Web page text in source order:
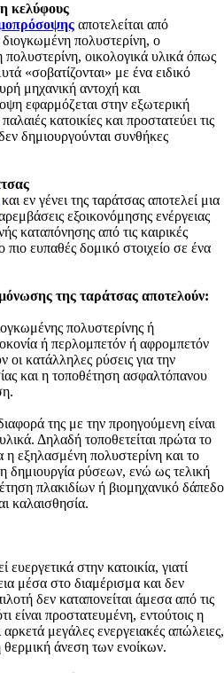
κελύφους
αποτελείται από
πολυστερίνη, ο
οικολογικά υλικά όπως
«σοβατίζονται» με ένα ειδικό
μηχανική αντοχή και
εφαρμόζεται στην εξωτερική
κατοικίες και προστατεύει τις
δημιουργούνται συνθήκες
και εν γένει της ταράτσας αποτελεί μια
εξοικονόμησης ενέργειας
καταπόνησης από τις καιρικές
ευπαθές δομικό στοιχείο σε ένα
της ταράτσας αποτελούν:
πολυστερίνης ή
ή περλομπετόν ή αφρομπετόν
κατάλληλες ρύσεις για την
και η τοποθέτηση ασφαλτόπανου
της με την προηγούμενη είναι
Δηλαδή τοποθετείται πρώτα το
η εξηλασμένη πολυστερίνη και το
δημιουργία ρύσεων, ενώ ως τελική
πλακιδίων ή βιομηχανικό δάπεδο
καλαισθησία.
στην κατοικία, γιατί
μέσα στο διαμέρισμα και δεν
δεν καταπονείται άμεσα από τις
είναι προστατευμένη, εντούτοις η
μεγάλες ενεργειακές απώλειες,
άνεση των ενοίκων.